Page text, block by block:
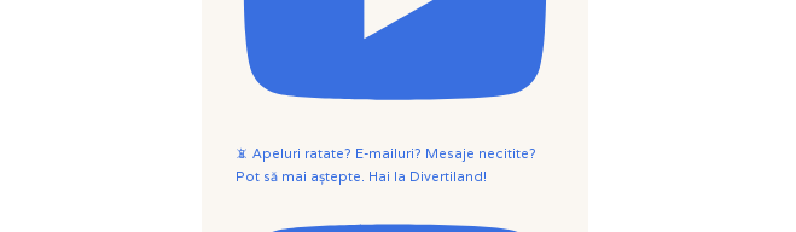
📵 Apeluri ratate? E-mailuri? Mesaje necitite?
Pot să mai aștepte. Hai la Divertiland!